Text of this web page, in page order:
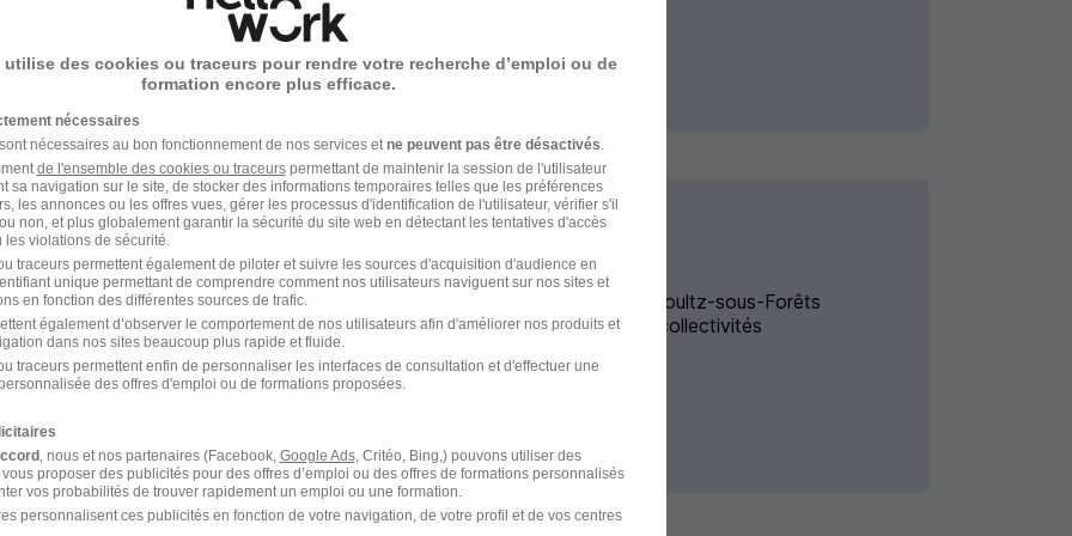
Alternance Restauration
Cuisinier de collectivités
Alternance L'Isle-d'Abeau Cuisinier de
collectivités
Alternance Soultz-sous-Forêts
Cuisinier de collectivités
collectivités
utilise des cookies ou traceurs pour rendre votre recherche d’emploi ou de
formation encore plus efficace.
nécessaires
nécessaires au bon fonctionnement de nos services etne peuvent pas être désactivés.
de l'ensemble des cookies ou traceurspermettant de maintenir la session de l'utilisateur
sa navigation sur le site, de stocker des informations temporaires telles que les préférences
les annonces ou les offres vues, gérer les processus d'identification de l'utilisateur, vérifier s'il
non, et plus globalement garantir la sécurité du site web en détectant les tentatives d'accès
les violations de sécurité.
traceurs permettent également de piloter et suivre les sources d'acquisition d'audience en
unique permettant de comprendre comment nos utilisateurs naviguent sur nos sites et
en fonction des différentes sources de trafic.
également d’observer le comportement de nos utilisateurs afin d'améliorer nos produits et
dans nos sites beaucoup plus rapide et fluide.
traceurs permettent enfin de personnaliser les interfaces de consultation et d'effectuer une
des offres d'emploi ou de formations proposées.
, nous et nos partenaires (Facebook, Google Ads, Critéo, Bing,) pouvons utiliser des
proposer des publicités pour des offres d’emploi ou des offres de formations personnalisés
vos probabilités de trouver rapidement un emploi ou une formation.
personnalisent ces publicités en fonction de votre navigation, de votre profil et de vos centres